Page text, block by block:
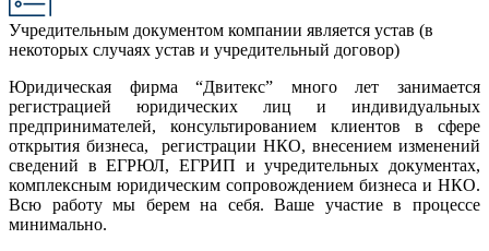
Учредительным документом компании является устав (в
некоторых случаях устав и учредительный договор)
Юридическая фирма “Двитекс” много лет занимается
регистрацией юридических лиц и индивидуальных
предпринимателей, консультированием клиентов в сфере
открытия бизнеса, регистрации НКО, внесением изменений
сведений в ЕГРЮЛ, ЕГРИП и учредительных документах,
комплексным юридическим сопровождением бизнеса и НКО.
Всю работу мы берем на себя. Ваше участие в процессе
минимально.